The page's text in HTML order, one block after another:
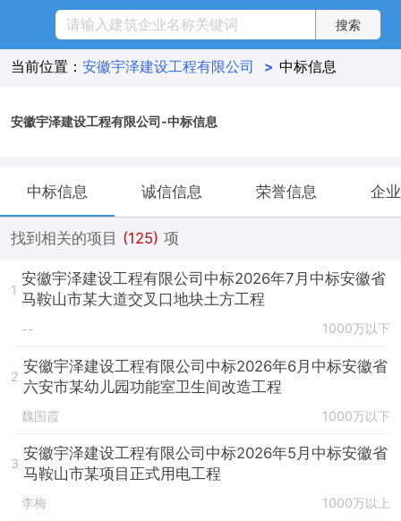
当前位置： 安徽宇泽建设工程有限公司 > 中标信息
安徽宇泽建设工程有限公司-中标信息
中标信息 诚信信息 荣誉信息 企
找到相关的项目 (125) 项
1
安徽宇泽建设工程有限公司中标2026年7月中标安徽省
马鞍山市某大道交叉口地块土方工程
-- 1000万以下
2
安徽宇泽建设工程有限公司中标2026年6月中标安徽省
六安市某幼儿园功能室卫生间改造工程
魏国霞 1000万以下
3
安徽宇泽建设工程有限公司中标2026年5月中标安徽省
马鞍山市某项目正式用电工程
李梅 1000万以上